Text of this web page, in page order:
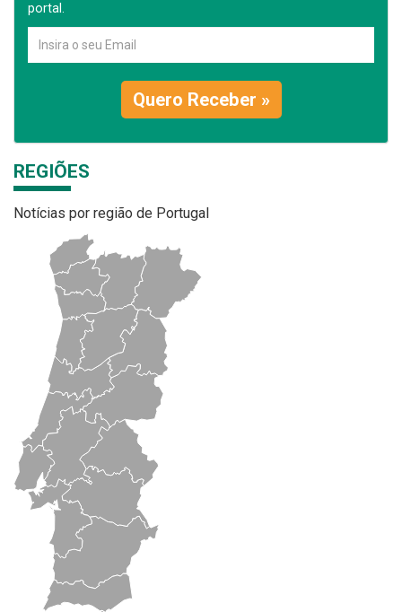
portal.
Quero Receber »
REGIÕES
Notícias por região de Portugal